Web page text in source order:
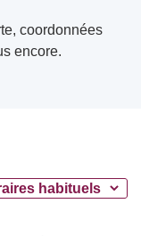
coordonnées
encore.